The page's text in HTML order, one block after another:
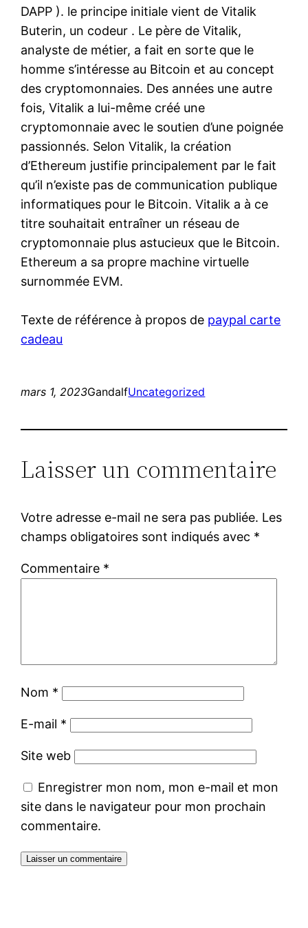
DAPP ). le principe initiale vient de Vitalik
Buterin, un codeur . Le père de Vitalik,
analyste de métier, a fait en sorte que le
homme s’intéresse au Bitcoin et au concept
des cryptomonnaies. Des années une autre
fois, Vitalik a lui-même créé une
cryptomonnaie avec le soutien d’une poignée
passionnés. Selon Vitalik, la création
d’Ethereum justifie principalement par le fait
qu’il n’existe pas de communication publique
informatiques pour le Bitcoin. Vitalik a à ce
titre souhaitait entraîner un réseau de
cryptomonnaie plus astucieux que le Bitcoin.
Ethereum a sa propre machine virtuelle
surnommée EVM.
Texte de référence à propos de paypal carte
cadeau
mars 1, 2023GandalfUncategorized
Laisser un commentaire
Votre adresse e-mail ne sera pas publiée. Les
champs obligatoires sont indiqués avec *
Commentaire *
Nom *
E-mail *
Site web
Enregistrer mon nom, mon e-mail et mon
site dans le navigateur pour mon prochain
commentaire.